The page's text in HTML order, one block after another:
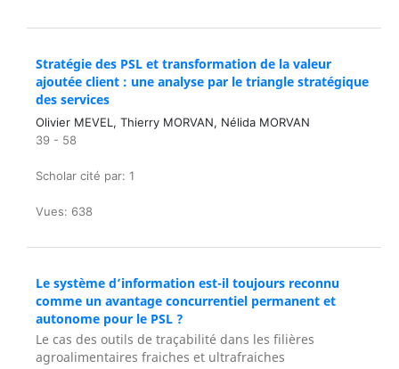
Stratégie des PSL et transformation de la valeur
ajoutée client : une analyse par le triangle stratégique
des services
Olivier MEVEL, Thierry MORVAN, Nélida MORVAN
39 - 58
Scholar cité par: 1
Vues: 638
Le système d’information est-il toujours reconnu
comme un avantage concurrentiel permanent et
autonome pour le PSL ?
Le cas des outils de traçabilité dans les filières
agroalimentaires fraiches et ultrafraiches